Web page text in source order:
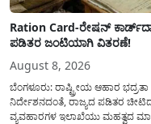
Ration Card-ರೇಷನ್
ಪಡಿತರ ಜಂಟಿಯಾಗಿ ವಿತರಣೆ!
August 8, 2026
ಬೆಂಗಳೂರು: ರಾಷ್ಟ್ರೀಯ ಆಹಾರ
ನಿರ್ದೇಶನದಂತೆ, ರಾಜ್ಯದ ಪಡಿತರ
ವ್ಯವಹಾರಗಳ ಇಲಾಖೆಯು ಮಹತ್ವದ